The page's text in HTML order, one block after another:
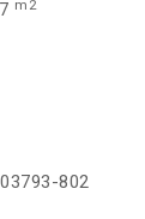
m2
802